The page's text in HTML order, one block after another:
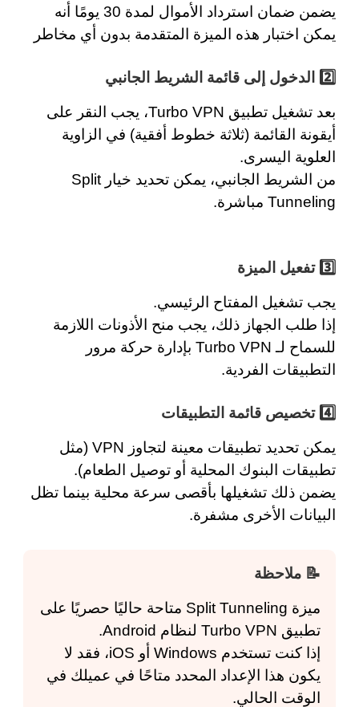
يضمن ضمان استرداد الأموال لمدة 30
يومًا أنه
يمكن اختبار هذه الميزة المتقدمة بدون أي مخاطر
2️⃣ الدخول إلى قائمة الشريط الجانبي
بعد تشغيل تطبيق Turbo VPN، يجب النقر على
أيقونة القائمة (ثلاثة خطوط أفقية) في الزاوية
العلوية اليسرى.
من الشريط الجانبي، يمكن تحديد خيار Split
Tunneling مباشرة.
3️⃣ تفعيل الميزة
يجب تشغيل المفتاح الرئيسي.
إذا طلب الجهاز ذلك، يجب منح الأذونات اللازمة
للسماح لـ Turbo VPN بإدارة حركة مرور
التطبيقات الفردية.
4️⃣ تخصيص قائمة التطبيقات
يمكن تحديد تطبيقات معينة لتجاوز VPN (مثل
تطبيقات البنوك المحلية أو توصيل الطعام).
يضمن ذلك تشغيلها بأقصى سرعة محلية بينما تظل
البيانات الأخرى مشفرة.
📝 ملاحظة
ميزة Split Tunneling متاحة حاليًا حصريًا على
تطبيق Turbo VPN لنظام Android.
إذا كنت تستخدم Windows أو iOS، فقد لا
يكون هذا الإعداد المحدد متاحًا في عميلك في
الوقت الحالي.